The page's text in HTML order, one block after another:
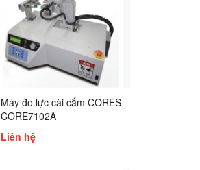
Máy đo lực cài cắm CORES
CORE7102A
Liên hệ